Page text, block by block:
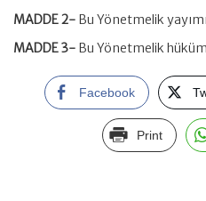
MADDE 2- Bu Yönetmelik
MADDE 3- Bu Yönetmelik
Facebook
Print